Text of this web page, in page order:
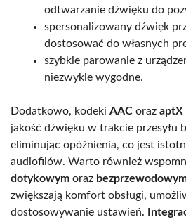
odtwarzanie dźwięku do
spersonalizowany dźwięk
dostosować do własnych
szybkie parowanie z
niezwykle wygodne.
Dodatkowo, kodeki AAC oraz aptX
jakość dźwięku w trakcie przesyłu
eliminując opóźnienia, co jest
audiofilów. Warto również
dotykowym oraz
zwiększają komfort obsługi,
dostosowywanie ustawień.